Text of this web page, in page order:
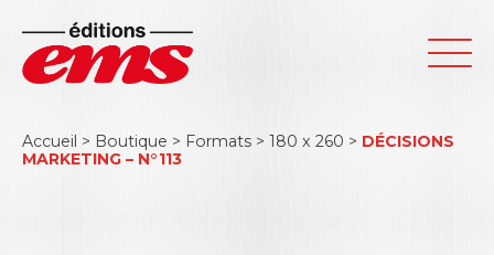
Accueil > Boutique > Formats > 180 x 260 > DÉCISIONS
MARKETING – N°113